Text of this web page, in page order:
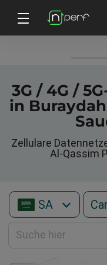
3G / 4G /
in
Zellulare
Al-Qassim
SA